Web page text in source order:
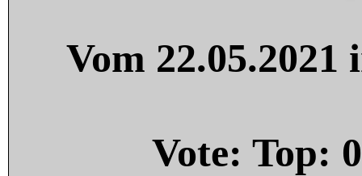
Vom
Vote: Top: 0